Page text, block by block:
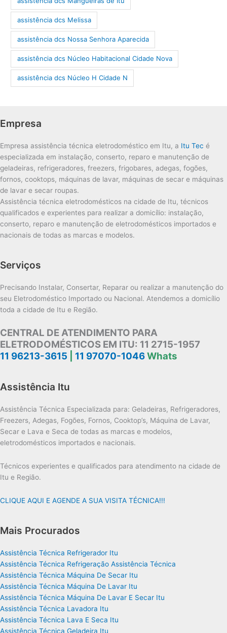
assistência dcs Melissa
assistência dcs Nossa Senhora Aparecida
assistência dcs Núcleo Habitacional Cidade Nova
assistência dcs Núcleo H Cidade N
Empresa
Empresa assistência técnica eletrodoméstico em Itu, a Itu Tec é
especializada em instalação, conserto, reparo e manutenção de
geladeiras, refrigeradores, freezers, frigobares, adegas, fogões,
fornos, cooktops, máquinas de lavar, máquinas de secar e máquinas
de lavar e secar roupas.
Assistência técnica eletrodomésticos na cidade de Itu, técnicos
qualificados e experientes para realizar a domicílio: instalação,
conserto, reparo e manutenção de eletrodomésticos importados e
nacionais de todas as marcas e modelos.
Serviços
Precisando Instalar, Consertar, Reparar ou realizar a manutenção do
seu Eletrodoméstico Importado ou Nacional. Atendemos a domicílio
toda a cidade de Itu e Região.
CENTRAL DE ATENDIMENTO PARA
ELETRODOMÉSTICOS EM ITU: 11 2715-1957
11 96213-3615
11 97070-1046Whats
Assistência Itu
Assistência Técnica Especializada para: Geladeiras, Refrigeradores,
Freezers, Adegas, Fogões, Fornos, Cooktop’s, Máquina de Lavar,
Secar e Lava e Seca de todas as marcas e modelos,
eletrodomésticos importados e nacionais.
Técnicos experientes e qualificados para atendimento na cidade de
Itu e Região.
CLIQUE AQUI E AGENDE A SUA VISITA TÉCNICA!!!
Mais Procurados
Assistência Técnica Refrigerador Itu
Assistência Técnica Refrigeração Assistência Técnica
Assistência Técnica Máquina De Secar Itu
Assistência Técnica Máquina De Lavar Itu
Assistência Técnica Máquina De Lavar E Secar Itu
Assistência Técnica Lavadora Itu
Assistência Técnica Lava E Seca Itu
Assistência Técnica Geladeira Itu